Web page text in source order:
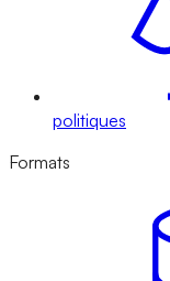
politiques
Formats